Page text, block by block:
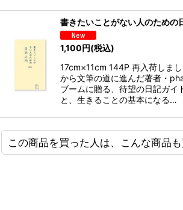
書きたいことがない人のための
1,100円(税込)
17cm×11cm 144P 再入荷しま
から文筆の道に進んだ著者・
ブームに贈る、待望の日記ガイ
と、生きることの基本になる…
この商品を買った人は、こんな商品